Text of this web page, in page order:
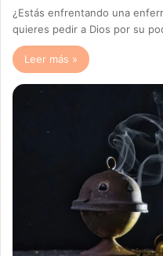
¿Estás enfrentando una
quieres pedir a Dios por su
Leer más »